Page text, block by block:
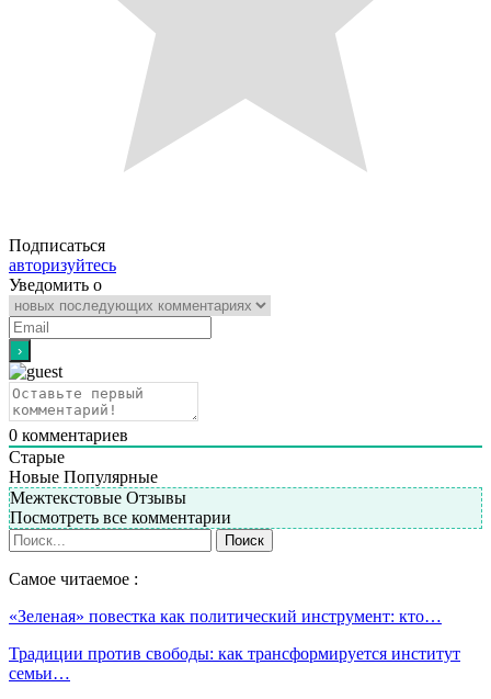
Подписаться
авторизуйтесь
Уведомить о
0 комментариев
Старые
Новые Популярные
Межтекстовые Отзывы
Посмотреть все комментарии
Самое читаемое :
«Зеленая» повестка как политический инструмент: кто…
Традиции против свободы: как трансформируется институт
семьи…